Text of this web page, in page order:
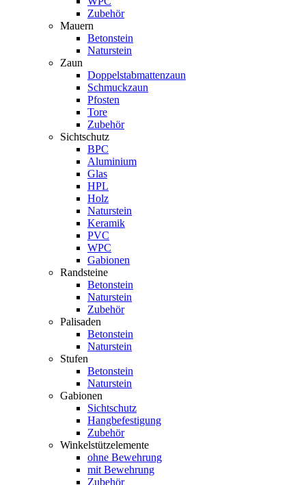
Zubehör
Mauern
Betonstein
Naturstein
Zaun
Doppelstabmattenzaun
Schmuckzaun
Pfosten
Tore
Zubehör
Sichtschutz
BPC
Aluminium
Glas
HPL
Holz
Naturstein
Keramik
PVC
WPC
Gabionen
Randsteine
Betonstein
Naturstein
Zubehör
Palisaden
Betonstein
Naturstein
Stufen
Betonstein
Naturstein
Gabionen
Sichtschutz
Hangbefestigung
Zubehör
Winkelstützelemente
ohne Bewehrung
mit Bewehrung
Zubehör